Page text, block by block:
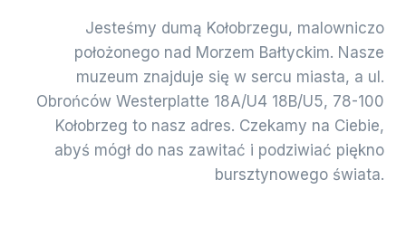
Jesteśmy dumą Kołobrzegu, malowniczo
położonego nad Morzem Bałtyckim. Nasze
muzeum znajduje się w sercu miasta, a ul.
Obrońców Westerplatte 18A/U4 18B/U5, 78-100
Kołobrzeg to nasz adres. Czekamy na Ciebie,
abyś mógł do nas zawitać i podziwiać piękno
bursztynowego świata.